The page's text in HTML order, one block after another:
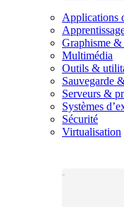
Applications
Graphisme &
Multimédia
Outils &
Sauvegarde
Serveurs &
Systèmes
Sécurité
Virtualisation